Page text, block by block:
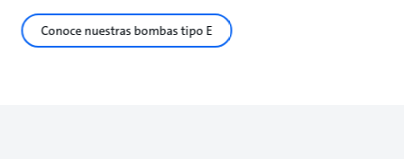
Conoce nuestras bombas tipo E